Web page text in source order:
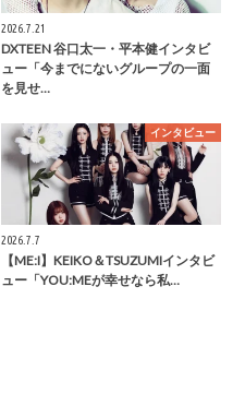
2026.7.21
DXTEEN 谷口太一・平本健インタビ
ュー「今までにないグループの一面
を見せ…
インタビュー
2026.7.7
【ME:I】KEIKO＆TSUZUMIインタビ
ュー「YOU:MEが幸せなら私…